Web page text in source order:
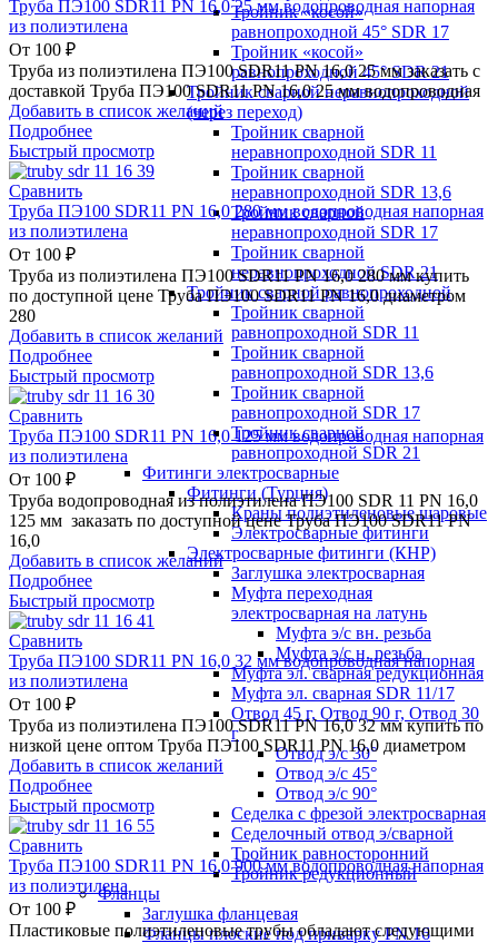
Тройник «косой»
равнопроходной 45° SDR 17
Тройник «косой»
равнопроходной 45° SDR 21
Тройник сварной неравнопроходной
(через переход)
Тройник сварной
неравнопроходной SDR 11
Тройник сварной
неравнопроходной SDR 13,6
Тройник сварной
неравнопроходной SDR 17
Тройник сварной
неравнопроходной SDR 21
Тройник сварной равнопроходной
Тройник сварной
равнопроходной SDR 11
Тройник сварной
равнопроходной SDR 13,6
Тройник сварной
равнопроходной SDR 17
Тройник сварной
равнопроходной SDR 21
Фитинги электросварные
Фитинги (Турция)
Краны полиэтиленовые шаровые
Электросварные фитинги
Электросварные фитинги (КНР)
Заглушка электросварная
Муфта переходная
электросварная на латунь
Муфта э/с вн. резьба
Муфта э/с н. резьба
Муфта эл. cварная редукционная
Муфта эл. сварная SDR 11/17
Отвод 45 г, Отвод 90 г, Отвод 30
г
Отвод э/с 30°
Отвод э/с 45°
Отвод э/с 90°
Седелка с фрезой электросварная
Седелочный отвод э/сварной
Тройник равносторонний
Тройник редукционный
Фланцы
Заглушка фланцевая
Фланцы плоские под приварку PN 16
Труба ПЭ100 SDR11 PN 16,0 25 мм водопроводная напорная
из полиэтилена
От 100 ₽
Труба из полиэтилена ПЭ100 SDR11 PN 16,0 25 мм заказать с
доставкой Труба ПЭ100 SDR11 PN 16,0 25 мм водопроводная
Добавить в список желаний
Подробнее
Быстрый просмотр
Сравнить
Труба ПЭ100 SDR11 PN 16,0 280 мм водопроводная напорная
из полиэтилена
От 100 ₽
Труба из полиэтилена ПЭ100 SDR11 PN 16,0 280 мм купить
по доступной цене Труба ПЭ100 SDR11 PN 16,0 диаметром
280
Добавить в список желаний
Подробнее
Быстрый просмотр
Сравнить
Труба ПЭ100 SDR11 PN 16,0 125 мм водопроводная напорная
из полиэтилена
От 100 ₽
Труба водопроводная из полиэтилена ПЭ100 SDR 11 PN 16,0
125 мм заказать по доступной цене Труба ПЭ100 SDR11 PN
16,0
Добавить в список желаний
Подробнее
Быстрый просмотр
Сравнить
Труба ПЭ100 SDR11 PN 16,0 32 мм водопроводная напорная
из полиэтилена
От 100 ₽
Труба из полиэтилена ПЭ100 SDR11 PN 16,0 32 мм купить по
низкой цене оптом Труба ПЭ100 SDR11 PN 16,0 диаметром
Добавить в список желаний
Подробнее
Быстрый просмотр
Сравнить
Труба ПЭ100 SDR11 PN 16,0 900 мм водопроводная напорная
из полиэтилена
От 100 ₽
Пластиковые полиэтиленовые трубы обладают следующими